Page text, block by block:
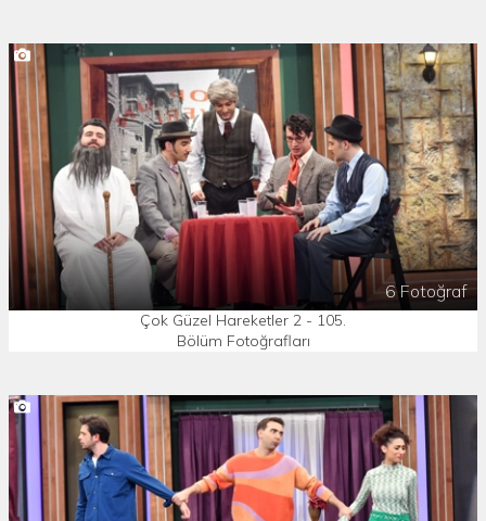
6 Fotoğraf
Çok Güzel Hareketler 2 - 105.
Bölüm Fotoğrafları